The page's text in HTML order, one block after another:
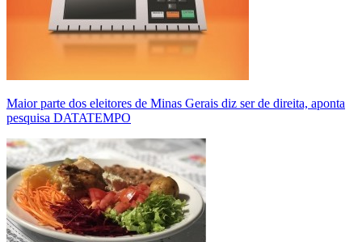
Maior parte dos eleitores de Minas Gerais diz ser de direita, aponta
pesquisa DATATEMPO